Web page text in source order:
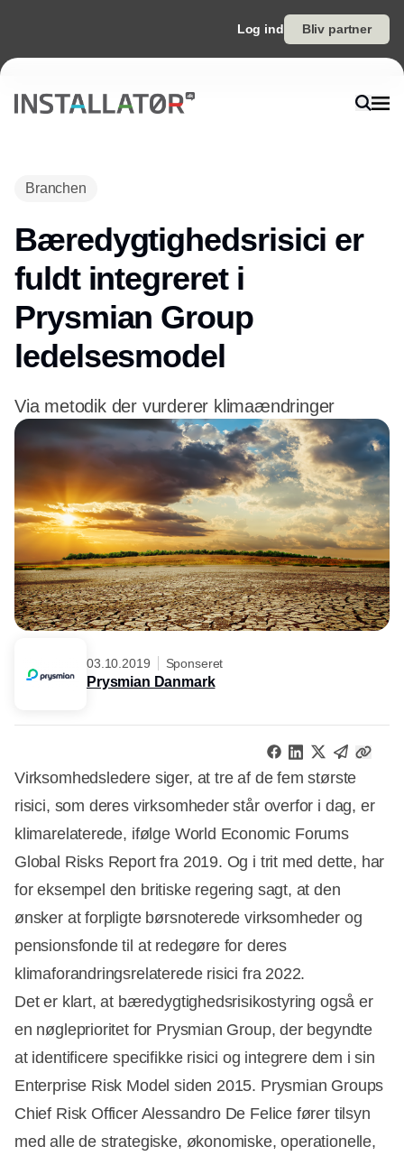
Log ind Bliv partner
Branchen
Bæredygtighedsrisici er
fuldt integreret i
Prysmian Group
ledelsesmodel
Via metodik der vurderer klimaændringer
03.10.2019 Sponseret
Prysmian Danmark
Virksomhedsledere siger, at tre af de fem største
risici, som deres virksomheder står overfor i dag, er
klimarelaterede, ifølge World Economic Forums
Global Risks Report fra 2019. Og i trit med dette, har
for eksempel den britiske regering sagt, at den
ønsker at forpligte børsnoterede virksomheder og
pensionsfonde til at redegøre for deres
klimaforandringsrelaterede risici fra 2022.
Det er klart, at bæredygtighedsrisikostyring også er
en nøgleprioritet for Prysmian Group, der begyndte
at identificere specifikke risici og integrere dem i sin
Enterprise Risk Model siden 2015. Prysmian Groups
Chief Risk Officer Alessandro De Felice fører tilsyn
med alle de strategiske, økonomiske, operationelle,